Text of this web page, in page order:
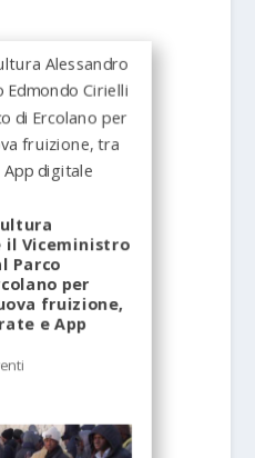
il Viceministro
Parco
per
fruizione,
e App